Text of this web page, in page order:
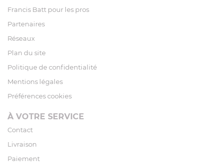
Francis Batt pour les pros
Partenaires
Réseaux
Plan du site
Politique de confidentialité
Mentions légales
Préférences cookies
À VOTRE SERVICE
Contact
Livraison
Paiement